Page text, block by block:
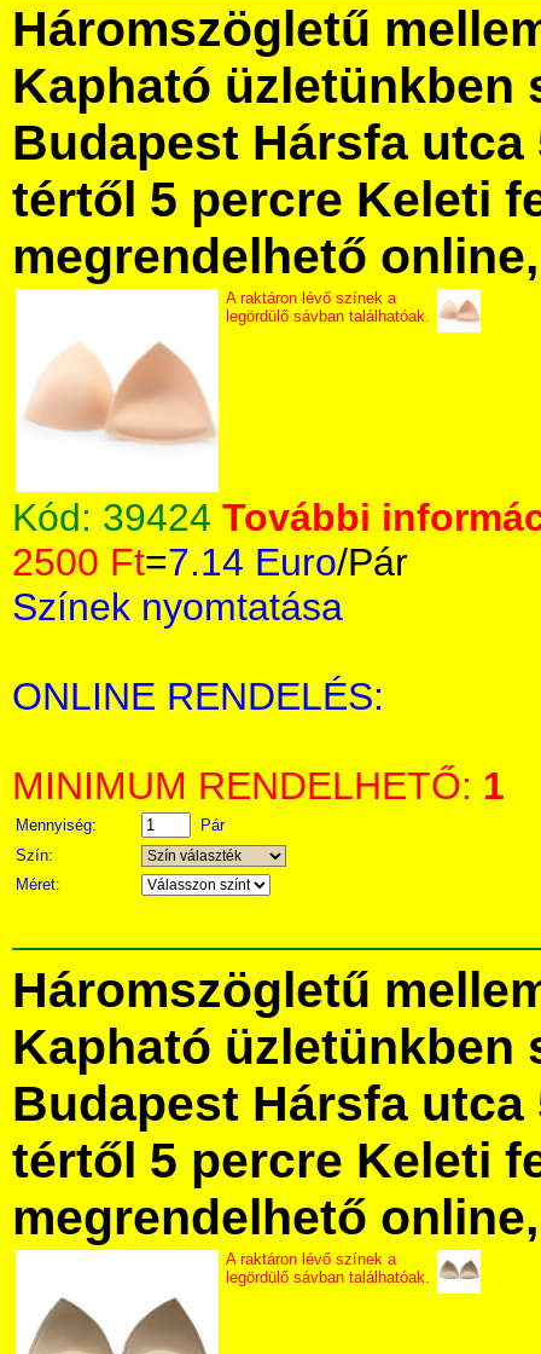
Háromszögletű
Kapható üzletünkben
Budapest Hársfa utca
tértől 5 percre Keleti
megrendelhető
A raktáron lévő színek a
legördülő sávban találhatóak.
Kód: 39424 További
2500 Ft=7.14 Euro/Pár
Színek nyomtatása
ONLINE RENDELÉS:
MINIMUM RENDELHETŐ: 1
Mennyiség:
Pár
Szín:
Méret:
Háromszögletű
Kapható üzletünkben
Budapest Hársfa utca
tértől 5 percre Keleti
megrendelhető
A raktáron lévő színek a
legördülő sávban találhatóak.